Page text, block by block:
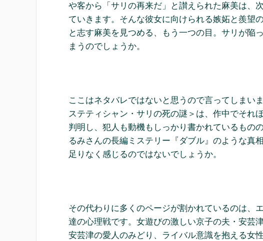
や客から「サリの再来だ」と讃えられた麻美は、
ていきます。そんな彼女に向けられる嫉妬と羨望
と志す麻美を見つめる、もう一つの目。サリが陥
まうのでしょうか。
ここはネタバレではないと思うので言ってしまい
ステティシャン・サリの死の謎＞は、作中でそれ
判明し、犯人も動機もしっかり書かれているもの
るみさんの長編ミステリー『ダブル』のような真
足りなく感じるのではないでしょうか。
その代わりに多くのページが割かれているのは、
達の心理戦です。女遊びの激しい京子の夫・安芸
安芸津の愛人のみどり、ライバル意識を抱える女